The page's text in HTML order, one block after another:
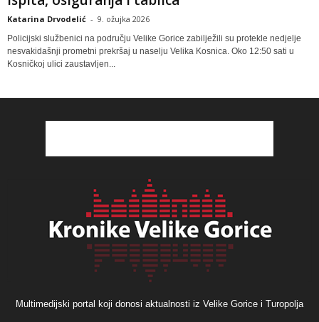
Katarina Drvodelić - 9. ožujka 2026
Policijski službenici na području Velike Gorice zabilježili su protekle nedjelje
nesvakidašnji prometni prekršaj u naselju Velika Kosnica. Oko 12:50 sati u
Kosničkoj ulici zaustavljen...
Multimedijski portal koji donosi aktualnosti iz Velike Gorice i Turopolja